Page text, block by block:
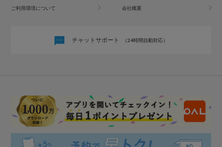
ご利用環境について 会社概要
チャットサポート （24時間自動対応）